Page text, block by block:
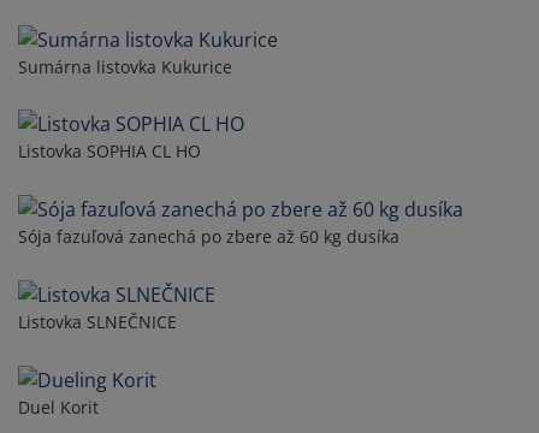
Sumárna listovka Kukurice
Listovka SOPHIA CL HO
Sója fazuľová zanechá po zbere až 60 kg dusíka
Listovka SLNEČNICE
Duel Korit